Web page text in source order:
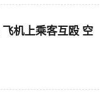
机上乘客互殴 空